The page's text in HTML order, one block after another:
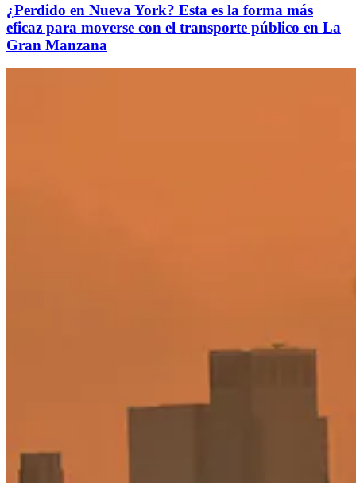
¿Perdido en Nueva York? Esta es la forma más
eficaz para moverse con el transporte público en La
Gran Manzana